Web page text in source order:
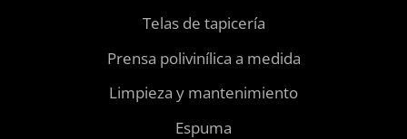
Telas de tapicería
Prensa polivinílica a medida
Limpieza y mantenimiento
Espuma